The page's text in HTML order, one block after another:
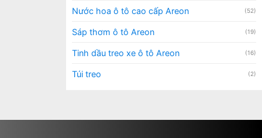
Nước hoa ô tô cao cấp Areon (52)
Sáp thơm ô tô Areon (19)
Tinh dầu treo xe ô tô Areon (16)
Túi treo (2)